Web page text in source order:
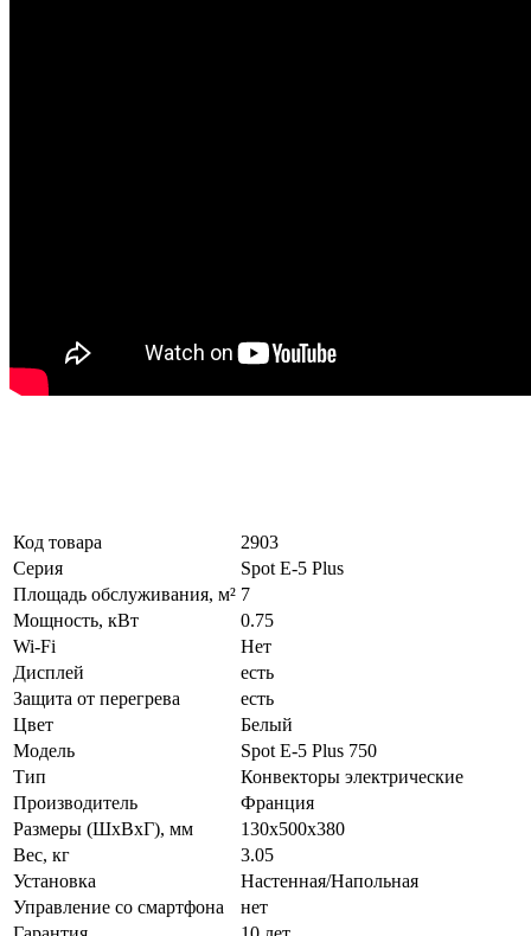
Код товара
2903
Серия
Spot E-5 Plus
Площадь обслуживания, м² 7
Мощность, кВт
0.75
Wi-Fi
Нет
Дисплей
есть
Защита от перегрева
есть
Цвет
Белый
Модель
Spot E-5 Plus 750
Тип
Конвекторы электрические
Производитель
Франция
Размеры (ШxВxГ), мм
130x500x380
Вес, кг
3.05
Установка
Настенная/Напольная
Управление со смартфона
нет